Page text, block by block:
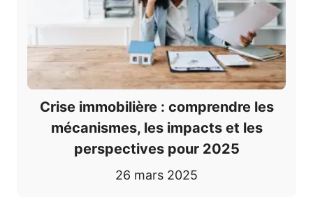
Crise immobilière : comprendre les
mécanismes, les impacts et les
perspectives pour 2025
26 mars 2025